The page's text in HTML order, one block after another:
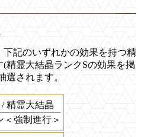
記のいずれかの効果を持つ精
精霊大結晶ランクSの効果を掲
選されます。
/ 精霊大結晶
＜強制進行＞